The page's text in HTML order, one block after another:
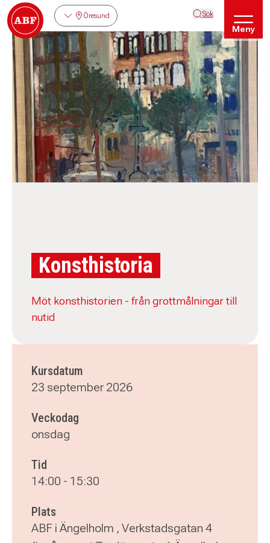
Öresund Sök
Meny
Konsthistoria
Möt konsthistorien - från grottmålningar till
nutid
Kursdatum
23 september 2026
Veckodag
onsdag
Tid
14:00 - 15:30
Plats
ABF i Ängelholm , Verkstadsgatan 4